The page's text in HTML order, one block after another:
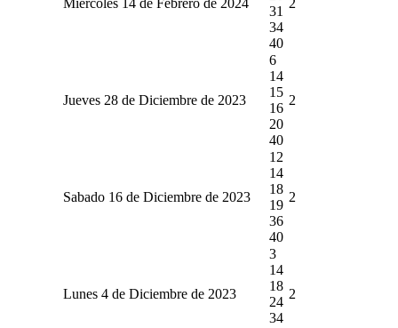
31
34
40
Jueves 28 de Diciembre de 2023
6
14
15
16
20
40
2
Sabado 16 de Diciembre de 2023
12
14
18
19
36
40
2
Lunes 4 de Diciembre de 2023
3
14
18
24
34
2